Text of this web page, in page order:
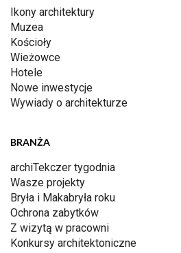
Ikony architektury
Muzea
Kościoły
Wieżowce
Hotele
Nowe inwestycje
Wywiady o architekturze
BRANŻA
archiTekczer tygodnia
Wasze projekty
Bryła i Makabryła roku
Ochrona zabytków
Z wizytą w pracowni
Konkursy architektoniczne